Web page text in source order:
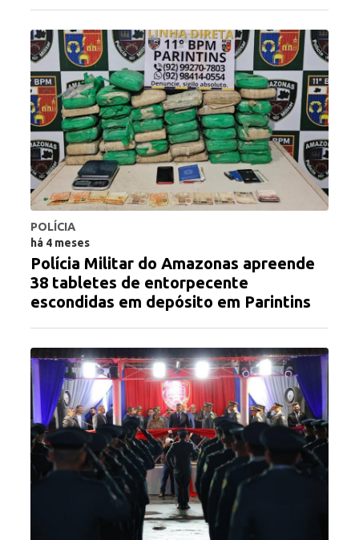
POLÍCIA
há 4 meses
Polícia Militar do Amazonas apreende
38 tabletes de entorpecente
escondidas em depósito em Parintins